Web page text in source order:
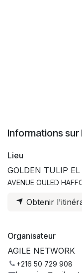
Informations
Lieu
GOLDEN TULIP
AVENUE OULED
Obtenir
Organisateur
AGILE NETWORK
+216 50 729 908